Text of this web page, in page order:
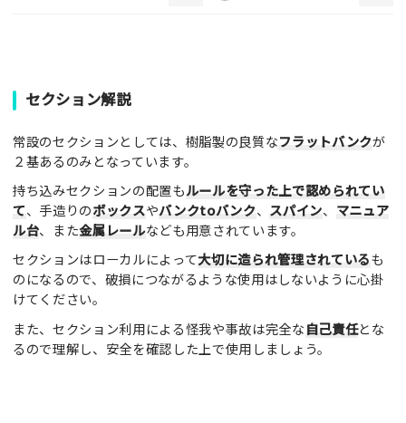
セクション解説
常設のセクションとしては、樹脂製の良質なフラットバンクが
２基あるのみとなっています。
持ち込みセクションの配置もルールを守った上で認められてい
て、手造りのボックスやバンクtoバンク、 スパイン、 マニュア
ル台、また金属レールなども用意されています。
セクションはローカルによって大切に造られ管理されているも
のになるので、破損につながるような使用はしないように心掛
けてください。
また、セクション利用による怪我や事故は完全な自己責任とな
るので理解し、安全を確認した上で使用しましょう。